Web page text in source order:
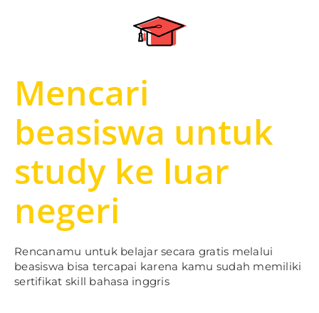
Mencari
beasiswa untuk
study ke luar
negeri
Rencanamu untuk belajar secara gratis melalui
beasiswa bisa tercapai karena kamu sudah memiliki
sertifikat skill bahasa inggris